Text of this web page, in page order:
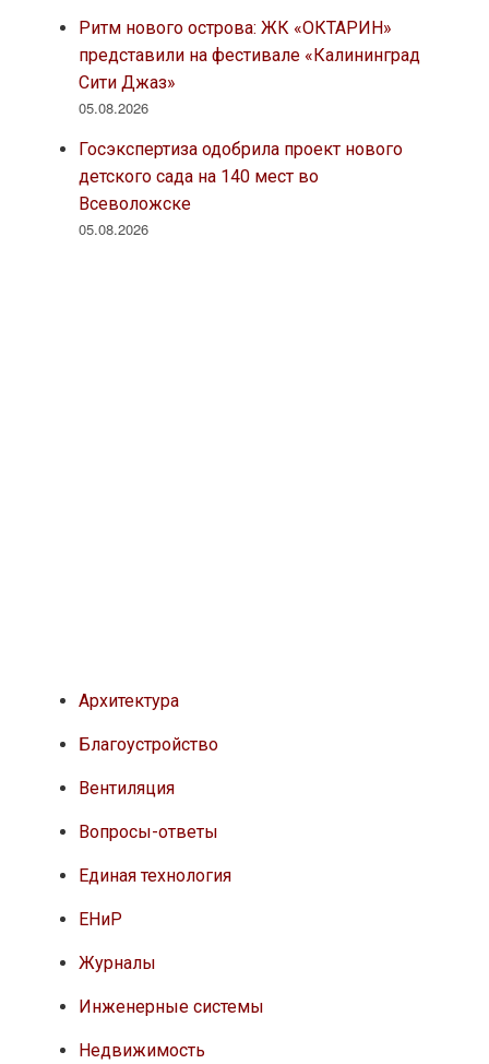
Ритм нового острова: ЖК «ОКТАРИН»
представили на фестивале «Калининград
Сити Джаз»
05.08.2026
Госэкспертиза одобрила проект нового
детского сада на 140 мест во
Всеволожске
05.08.2026
Архитектура
Благоустройство
Вентиляция
Вопросы-ответы
Единая технология
ЕНиР
Журналы
Инженерные системы
Недвижимость